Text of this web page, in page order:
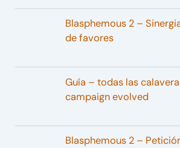
Blasphemous 2 –
de favores
Guía – todas las
campaign evolved
Blasphemous 2 –